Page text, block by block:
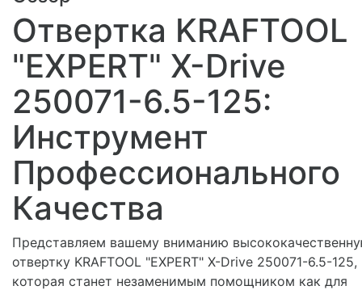
Отвертка KRAFTOOL
"EXPERT" X-Drive
250071-6.5-125:
Инструмент
Профессионального
Качества
Представляем вашему вниманию
отвертку KRAFTOOL "EXPERT" X-Drive 250071-6.5-125,
которая станет незаменимым помощником как для